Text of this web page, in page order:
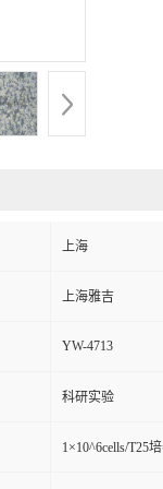
上海
上海雅吉
YW-4713
科研实验
1×10^6cells/T25